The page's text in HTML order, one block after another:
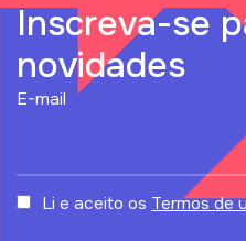
Inscreva-se
novidades
status
E-mail
Li e aceito os Termos de